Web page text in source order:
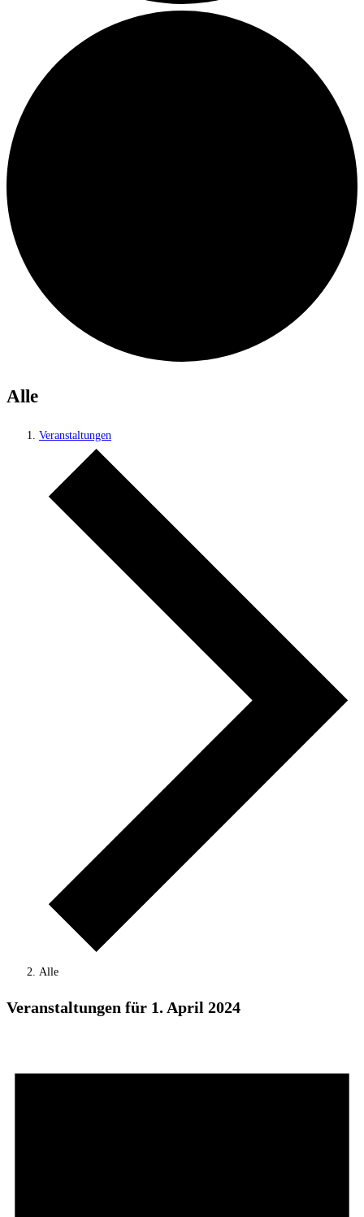
Alle
Veranstaltungen
Alle
Veranstaltungen für 1. April 2024